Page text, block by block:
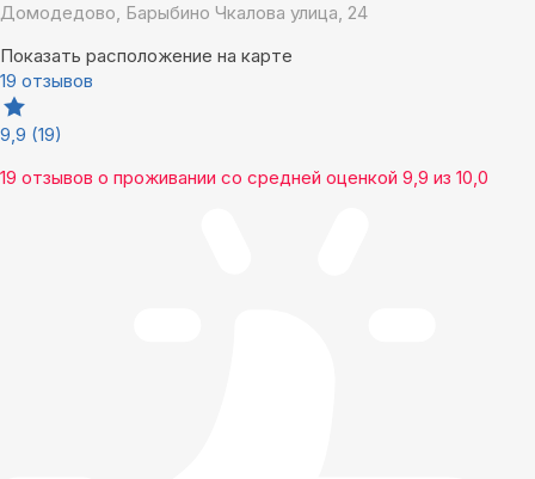
Домодедово, Барыбино Чкалова улица, 24
Показать расположение на карте
19 отзывов
9,9 (19)
19 отзывов о проживании со средней оценкой 9,9 из 10,0